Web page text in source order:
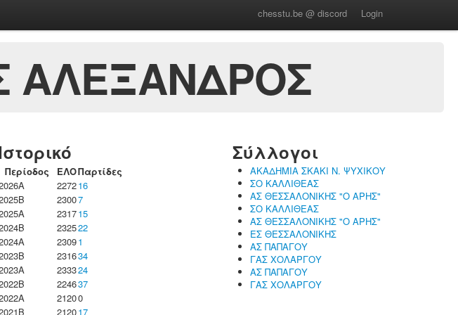
chesstu.be @ discord Login
ΑΛΕΞΑΝΔΡΟΣ
Περίοδος ΕΛΟΠαρτίδες
227216
23007
231715
232522
23091
231634
233324
224637
21200
212017
Σύλλογοι
ΑΚΑΔΗΜΙΑ ΣΚΑΚΙ Ν. ΨΥΧΙΚΟΥ
ΣΟ ΚΑΛΛΙΘΕΑΣ
ΑΣ ΘΕΣΣΑΛΟΝΙΚΗΣ "Ο ΑΡΗΣ"
ΣΟ ΚΑΛΛΙΘΕΑΣ
ΑΣ ΘΕΣΣΑΛΟΝΙΚΗΣ "Ο ΑΡΗΣ"
ΕΣ ΘΕΣΣΑΛΟΝΙΚΗΣ
ΑΣ ΠΑΠΑΓΟΥ
ΓΑΣ ΧΟΛΑΡΓΟΥ
ΑΣ ΠΑΠΑΓΟΥ
ΓΑΣ ΧΟΛΑΡΓΟΥ